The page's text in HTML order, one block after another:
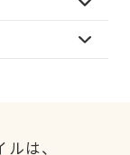
は、